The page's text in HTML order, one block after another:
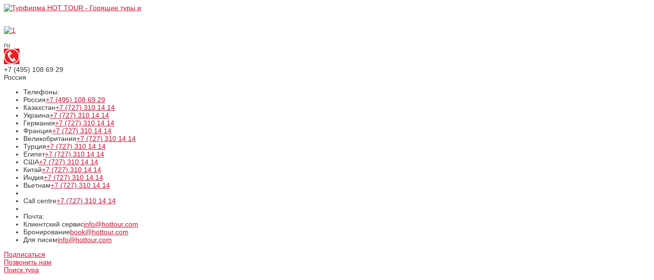
ru
+7 (495) 108 69 29
Россия
Телефоны:
Россия+7 (495) 108 69 29
Казахстан+7 (727) 310 14 14
Украина+7 (727) 310 14 14
Германия+7 (727) 310 14 14
Франция+7 (727) 310 14 14
Великобритания+7 (727) 310 14 14
Турция+7 (727) 310 14 14
Египет+7 (727) 310 14 14
США+7 (727) 310 14 14
Китай+7 (727) 310 14 14
Индия+7 (727) 310 14 14
Вьетнам+7 (727) 310 14 14
Call centre+7 (727) 310 14 14
Почта:
Клиентский сервисinfo@hottour.com
Бронированиеbook@hottour.com
Для писемinfo@hottour.com
Подписаться
Позвонить нам
Поиск тура